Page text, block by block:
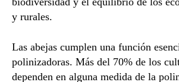
y rurales.
Las abejas cumplen una función
polinizadoras. Más del 70% de los
dependen en alguna medida de la